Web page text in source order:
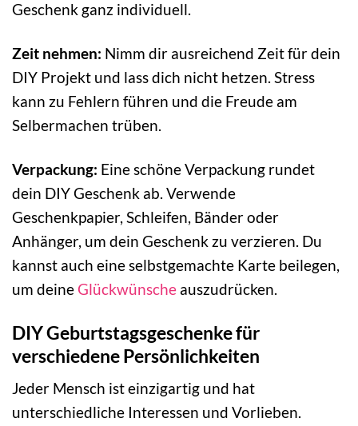
Geschenk ganz individuell.
Zeit nehmen: Nimm dir ausreichend Zeit für dein
DIY Projekt und lass dich nicht hetzen. Stress
kann zu Fehlern führen und die Freude am
Selbermachen trüben.
Verpackung: Eine schöne Verpackung rundet
dein DIY Geschenk ab. Verwende
Geschenkpapier, Schleifen, Bänder oder
Anhänger, um dein Geschenk zu verzieren. Du
kannst auch eine selbstgemachte Karte beilegen,
um deine Glückwünsche auszudrücken.
DIY Geburtstagsgeschenke für
verschiedene Persönlichkeiten
Jeder Mensch ist einzigartig und hat
unterschiedliche Interessen und Vorlieben.